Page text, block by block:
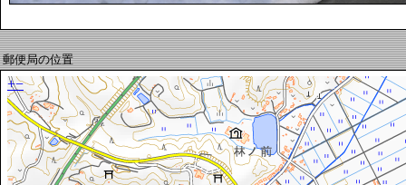
郵便局の位置